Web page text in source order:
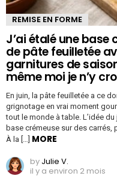
REMISE EN FORME
J’ai étalé une base
de pâte feuilletée
garnitures de
même moi je n’y
En juin, la pâte feuilletée a ce
grignotage en vrai moment
tout le monde à table. L’idée
base crémeuse sur des carrés,
À la […] MORE
by Julie V.
il y a environ 2 mois